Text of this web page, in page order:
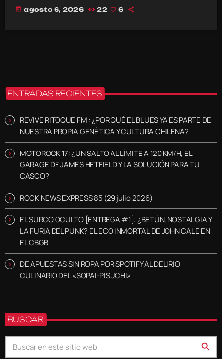
today agosto 6, 2026 22 6
ENTRADAS RECIENTES
REVIVE RITOQUE FM : ¿POR QUÉ EL BLUES YA ES PARTE DE
NUESTRA PROPIA GENÉTICA Y CULTURA CHILENA?
MOTOROCK 17: ¿UN SALTO AL LÍMITE A 120 KM/H, EL
GARAGE DE JAMES HETFIELD Y LA SOLUCIÓN PARA TU
CASCO?
ROCK NEWS EXPRESS 85 (29 julio 2026)
EL SURCO OCULTO [ENTREGA #1]: ¿BETÚN, NOSTALGIA Y
LA FURIA DEL PUNK? EL ECO INMORTAL DE JOHN CALE EN
EL CBGB
DE APUESTAS SIN ROPA POR SPOTIFY AL DELIRIO
CULINARIO DEL «SOPAI-PISUCHI»
BUSCAR
search